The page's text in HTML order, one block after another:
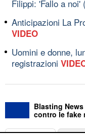
Filippi: 'Fallo a noi'
Anticipazioni La
VIDEO
Uomini e donne,
registrazioni
Blasting
contro le fake